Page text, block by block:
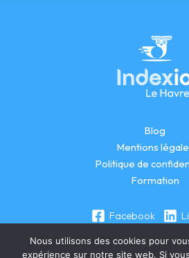
Blog
Mentions
Politique de
Formation
Facebook
Nous utilisons des cookies pour
expérience sur notre site web. Si